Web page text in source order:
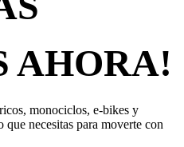
AHORA!
monociclos, e-bikes y
necesitas para moverte con